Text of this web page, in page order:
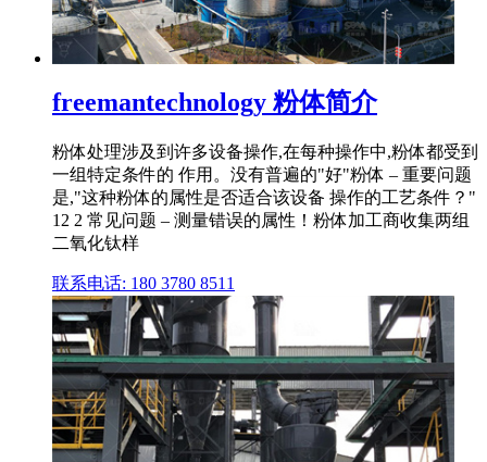
freemantechnology 粉体简介
粉体处理涉及到许多设备操作,在每种操作中,粉体都受到
一组特定条件的 作用。没有普遍的"好"粉体 – 重要问题
是,"这种粉体的属性是否适合该设备 操作的工艺条件？"
12 2 常见问题 – 测量错误的属性！粉体加工商收集两组
二氧化钛样
联系电话: 180 3780 8511